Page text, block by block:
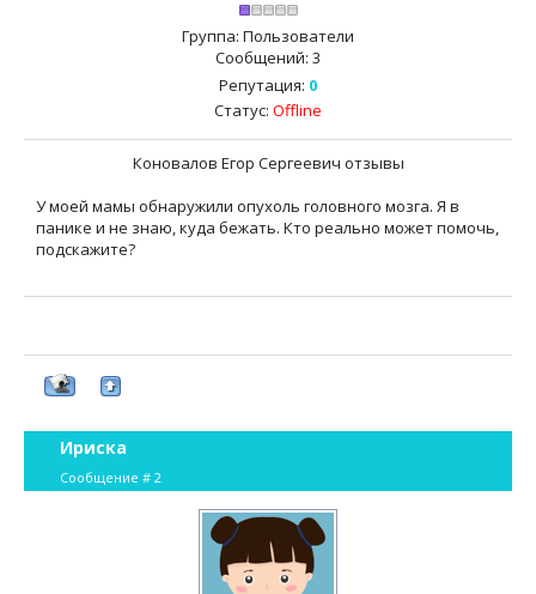
Группа: Пользователи
Сообщений: 3
Репутация: 0
Статус: Offline
Коновалов Егор Сергеевич отзывы
У моей мамы обнаружили опухоль головного мозга. Я в
панике и не знаю, куда бежать. Кто реально может помочь,
подскажите?
Ириска
Сообщение # 2